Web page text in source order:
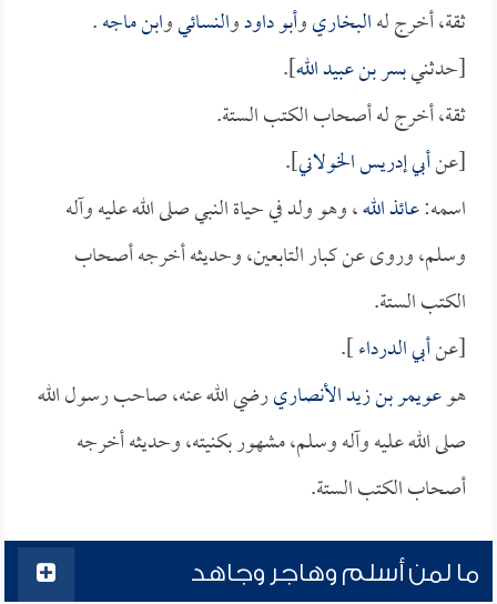
ثقة، أخرج لهالبخاريوأبو داودوالنسائيوابن ماجه.
[حدثنيبسر بن عبيد الله].
ثقة، أخرج له أصحاب الكتب الستة.
[عنأبي إدريس الخولاني].
اسمه:عائذ الله، وهو ولد في حياة النبي صلى الله عليه وآله
وسلم، وروى عن كبار التابعين، وحديثه أخرجه أصحاب
الكتب الستة.
[عنأبي الدرداء].
هوعويمر بن زيد الأنصاريرضي الله عنه، صاحب رسول الله
صلى الله عليه وآله وسلم، مشهور بكنيته، وحديثه أخرجه
أصحاب الكتب الستة.
ما لمن أسلم وهاجر وجاهد